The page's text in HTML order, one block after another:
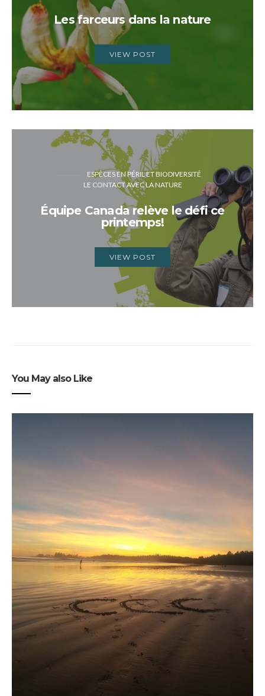
Les farceurs dans la nature
VIEW POST
ESPÈCES EN PÉRIL ET BIODIVERSITÉ
LE CONTACT AVEC LA NATURE
Équipe Canada relève le défi ce
printemps!
VIEW POST
You May also Like